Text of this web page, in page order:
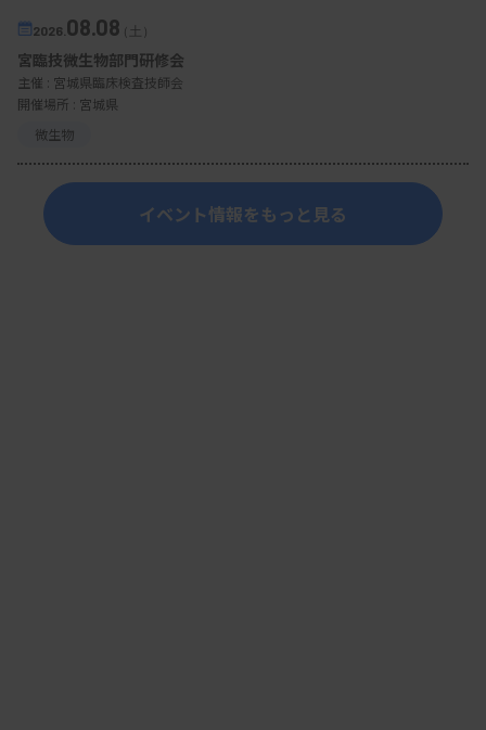
2026. 08.08（土）
宮臨技微生物部門研修会
主催 : 宮城県臨床検査技師会
開催場所 : 宮城県
微生物
イベント情報をもっと見る